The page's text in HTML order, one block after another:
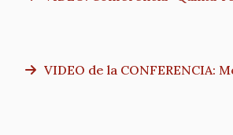
VIDEO de la CONFERENCIA: